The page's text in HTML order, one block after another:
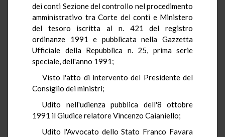
dei conti Sezione del controllo nel procedimento
amministrativo tra Corte dei conti e Ministero
del tesoro iscritta al n. 421 del registro
ordinanze 1991 e pubblicata nella Gazzetta
Ufficiale della Repubblica n. 25, prima serie
speciale, dell'anno 1991;
Visto l'atto di intervento del Presidente del
Consiglio dei ministri;
Udito nell'udienza pubblica dell'8 ottobre
1991 il Giudice relatore Vincenzo Caianiello;
Udito l'Avvocato dello Stato Franco Favara